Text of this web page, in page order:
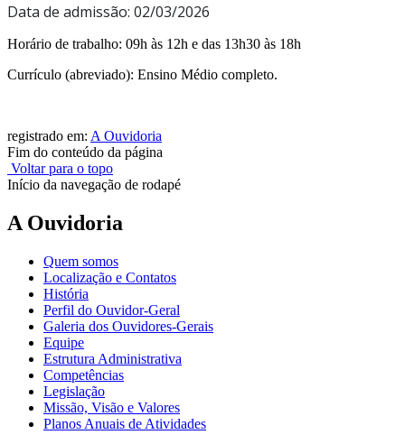
Data de admissão: 02/03/2026
Horário de trabalho: 09h às 12h e das 13h30 às 18h
Currículo (abreviado): Ensino Médio completo.
registrado em: A Ouvidoria
Fim do conteúdo da página
Voltar para o topo
Início da navegação de rodapé
A Ouvidoria
Quem somos
Localização e Contatos
História
Perfil do Ouvidor-Geral
Galeria dos Ouvidores-Gerais
Equipe
Estrutura Administrativa
Competências
Legislação
Missão, Visão e Valores
Planos Anuais de Atividades